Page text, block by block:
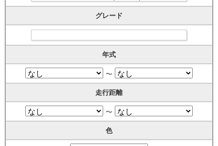
グレード
年式
〜
走行距離
〜
色